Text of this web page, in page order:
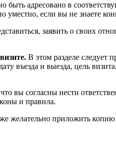
быть адресовано в
если вы не знаете
заявить о своих
В этом разделе следует
въезда и выезда, цель
вы согласны нести
и правила.
желательно приложить копию